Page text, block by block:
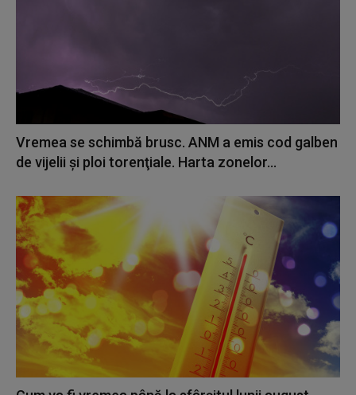
Vremea se schimbă brusc. ANM a emis cod galben
de vijelii şi ploi torenţiale. Harta zonelor...